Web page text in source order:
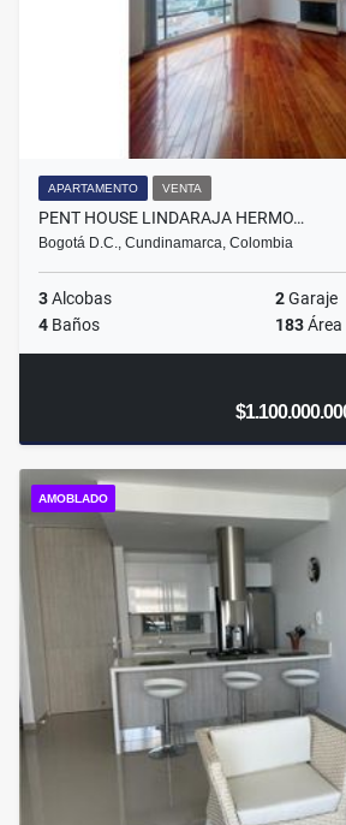
APARTAMENTO VENTA
PENT HOUSE LINDARAJA HERMO…
Bogotá D.C., Cundinamarca, Colombia
3Alcobas 2Garaje
4 Baños 183Área
AMOBLADO